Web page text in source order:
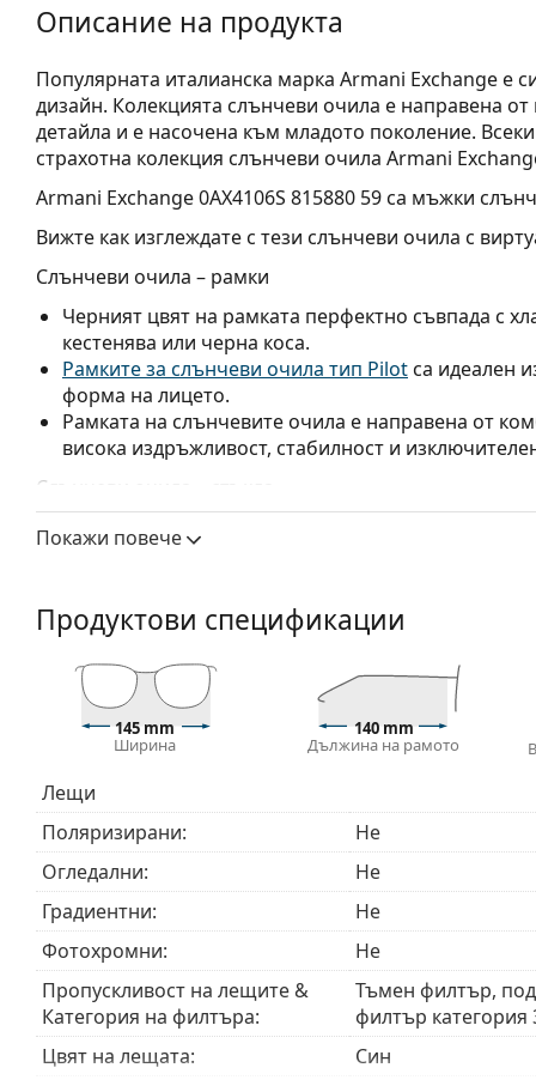
Описание на продукта
Популярната италианска марка Armani Exchange е
дизайн. Колекцията слънчеви очила е направена
детайла и е насочена към младото поколение.
страхотна колекция слънчеви очила Armani
Armani Exchange 0AX4106S 815880 59са мъжки
Вижте как изглеждате с тези слънчеви очила с
Слънчеви очила – рамки
Черният цвят на рамката перфектно съвпада с
кестенява или черна коса.
Рамките за слънчеви очила тип Pilotса идеален
форма на лицето.
Рамката на слънчевите очила е направена от
висока издръжливост, стабилност и
Слънчеви очила – стъкла
играчите на тенис лещите помагат да се
Лещите са изработени от пластмаса, чиито
голямата устойчивост.
Слънчевите очила имат UV 400 защита, която
Лещите на слънчевите очила имат слънчев
8 – 18%). Подходящи са за интензивно излагане
Аксесоари
Кърпичката за почистване, доставяна със
за тях. Някои модели могат да бъдат доставяни
Разгледайте пълната ни гамаслънчеви очила, за
Покажи повече
Продуктови спецификации
145 mm
Ширина
140 mm
Дължина на рамото
Лещи
Поляризирани:
Не
Огледални:
Не
Градиентни:
Не
Фотохромни:
Не
Пропускливост на лещите &
Категория на филтъра:
Тъмен филтър,
филтър категория
Цвят на лещата:
Син